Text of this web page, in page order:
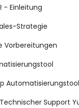
- Einleitung
Strategie
Vorbereitungen
Automatisierungstool
Support